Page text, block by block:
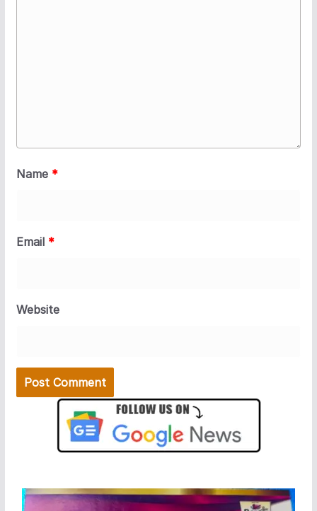
Name *
Email *
Website